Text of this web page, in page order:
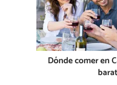
Dónde comer en